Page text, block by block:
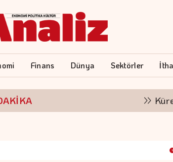
Finans Dünya Sektörler
Küresel